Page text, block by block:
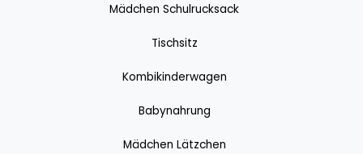
Mädchen Schulrucksack
Tischsitz
Kombikinderwagen
Babynahrung
Mädchen Lätzchen